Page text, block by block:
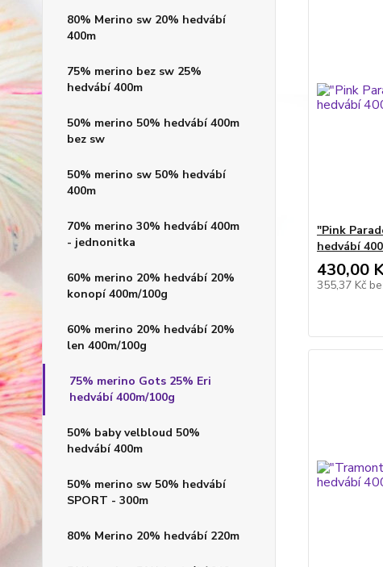
80% Merino sw 20% hedvábí
400m
75% merino bez sw 25%
hedvábí 400m
50% merino 50% hedvábí 400m
bez sw
50% merino sw 50% hedvábí
400m
70% merino 30% hedvábí 400m
- jednonitka
60% merino 20% hedvábí 20%
konopí 400m/100g
60% merino 20% hedvábí 20%
len 400m/100g
75% merino Gots 25% Eri
hedvábí 400m/100g
50% baby velbloud 50%
hedvábí 400m
50% merino sw 50% hedvábí
SPORT - 300m
80% Merino 20% hedvábí 220m
"Pink
hedvábí
430,00
355,37 Kč